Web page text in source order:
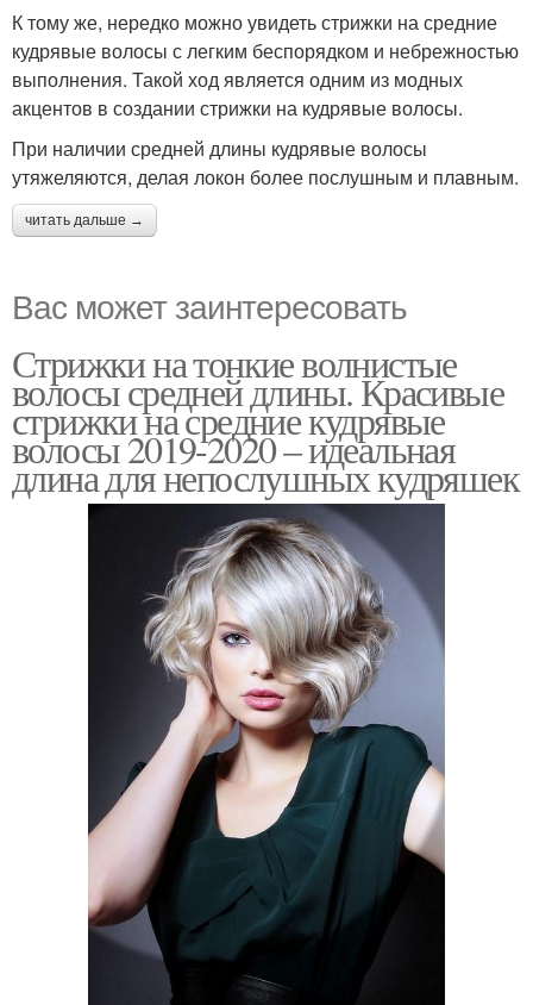
К тому же, нередко можно увидеть стрижки на средние
кудрявые волосы с легким беспорядком и небрежностью
выполнения. Такой ход является одним из модных
акцентов в создании стрижки на кудрявые волосы.
При наличии средней длины кудрявые волосы
утяжеляются, делая локон более послушным и плавным.
читать дальше →
Вас может заинтересовать
Стрижки на тонкие волнистые
волосы средней длины. Красивые
стрижки на средние кудрявые
волосы 2019-2020 – идеальная
длина для непослушных кудряшек